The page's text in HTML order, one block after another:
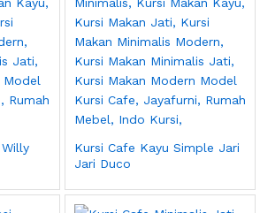
Kursi Cafe Kayu Simple Jari
Jari Duco